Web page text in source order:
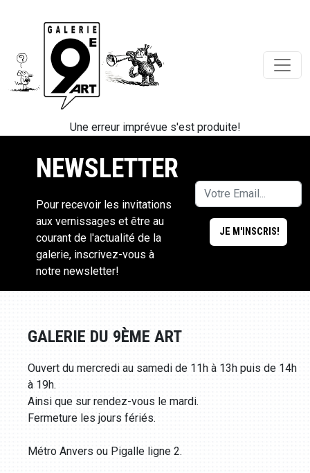
Une erreur imprévue s'est produite!
NEWSLETTER
Pour recevoir les invitations
aux vernissages et être au
courant de l'actualité de la
galerie, inscrivez-vous à
notre newsletter!
GALERIE DU 9ÈME ART
Ouvert du mercredi au samedi de 11h à 13h puis de 14h
à 19h.
Ainsi que sur rendez-vous le mardi.
Fermeture les jours fériés.
Métro Anvers ou Pigalle ligne 2.